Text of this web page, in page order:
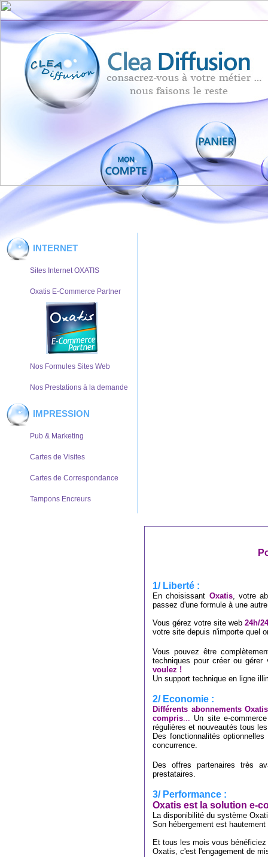
INTERNET
Sites Internet OXATIS
Oxatis E-Commerce Partner
Nos Formules Sites Web
Nos Prestations à la demande
IMPRESSION
Pub & Marketing
Cartes de Visites
Cartes de Correspondance
Tampons Encreurs
1/ Liberté :
En choisissant Oxatis, votre
passez d'une formule à une
Vous gérez votre site web 24h/24
votre site depuis n'importe quel
Vous pouvez être
techniques pour créer ou
voulez !
Un support technique en ligne
2/ Economie :
Différents abonnements
compris... Un site e-
régulières et nouveautés tous
Des fonctionnalités
concurrence.
Des offres partenaires très
prestataires.
3/ Performance :
Oxatis est la solution e-
La disponibilité du système
Son hébergement est
Et tous les mois vous
Oxatis, c'est l'engagement de